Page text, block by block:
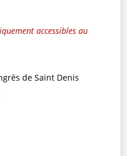
accessibles au
de Saint Denis